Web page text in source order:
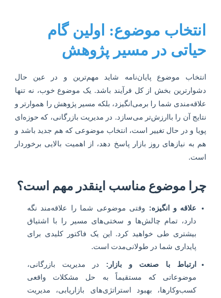
انتخاب موضوع: اولین گام
حیاتی در مسیر پژوهش
انتخاب موضوع پایان‌نامه شاید مهم‌ترین و در عین حال
دشوارترین بخش از کل فرآیند باشد. یک موضوع خوب، نه تنها
علاقه‌مندی شما را برمی‌انگیزد، بلکه مسیر پژوهش را هموارتر و
نتایج آن را باارزش‌تر می‌سازد. در مدیریت بازرگانی، که حوزه‌ای
پویا و در حال تغییر است، انتخاب موضوعی که هم جدید باشد و
هم به نیازهای روز بازار پاسخ دهد، از اهمیت بالایی برخوردار
است.
چرا موضوع مناسب اینقدر مهم است؟
علاقه و انگیزه: وقتی موضوعی شما را علاقه‌مند نگه
دارد، تمام چالش‌ها و سختی‌های مسیر را با اشتیاق
بیشتری طی خواهید کرد. این یک فاکتور کلیدی برای
پایداری شما در طولانی‌مدت است.
ارتباط با صنعت و بازار: در مدیریت بازرگانی،
موضوعاتی که مستقیماً به حل مشکلات واقعی
کسب‌وکارها، بهبود استراتژی‌های بازاریابی، مدیریت